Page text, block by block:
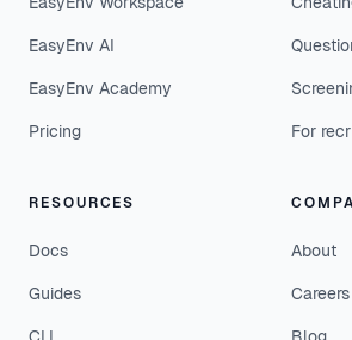
EasyEnv AI
EasyEnv Academy
Pricing
For
RESOURCES
Docs
Guides
About
Careers